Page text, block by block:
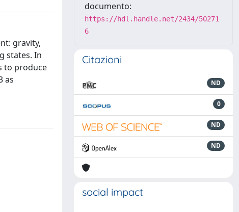
gravity,
states. In
to produce
as
documento:
https://hdl.handle.net/2434/50271
6
Citazioni
ND
0
ND
ND
social impact